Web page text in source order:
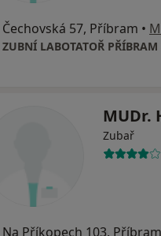
Čechovská 57, Příbram •
ZUBNÍ LABOTATOŘ
MUDr.
Zubař
Na Příkopech 103, Příbram